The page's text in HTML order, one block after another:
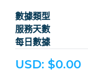
數據類型
服務天數
每日數據
USD: $0.00